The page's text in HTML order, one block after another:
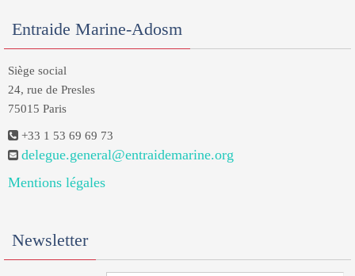
Entraide Marine-Adosm
Siège social
24, rue de Presles
75015 Paris
+33 1 53 69 69 73
delegue.general@entraidemarine.org
Mentions légales
Newsletter